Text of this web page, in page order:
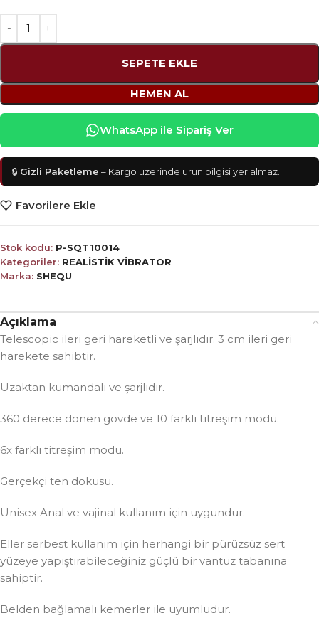
SEPETE EKLE
HEMEN AL
WhatsApp ile Sipariş Ver
🔒 Gizli Paketleme – Kargo üzerinde ürün bilgisi yer almaz.
Favorilere Ekle
Stok kodu: P-SQT10014
Kategoriler: REALİSTİK VİBRATOR
Marka: SHEQU
Açıklama
Telescopic ileri geri hareketli ve şarjlıdır. 3 cm ileri geri
harekete sahibtir.
Uzaktan kumandalı ve şarjlıdır.
360 derece dönen gövde ve 10 farklı titreşim modu.
6x farklı titreşim modu.
Gerçekçi ten dokusu.
Unisex Anal ve vajinal kullanım için uygundur.
Eller serbest kullanım için herhangi bir pürüzsüz sert
yüzeye yapıştırabileceğiniz güçlü bir vantuz tabanına
sahiptir.
Belden bağlamalı kemerler ile uyumludur.